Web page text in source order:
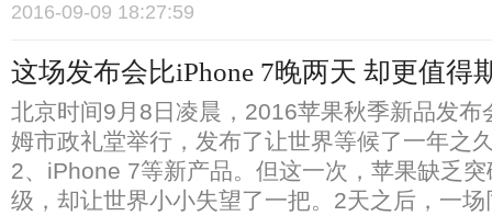
2016-09-09 18:27:59
这场发布会比iPhone 7晚两天 却更值得
北京时间9月8日凌晨，2016苹果秋季新品发布
姆市政礼堂举行，发布了让世界等候了一年之
2、iPhone 7等新产品。但这一次，苹果缺乏
级，却让世界小小失望了一把。2天之后，一